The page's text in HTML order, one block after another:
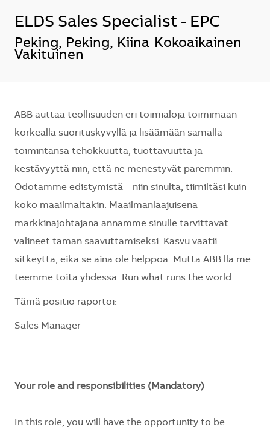
ELDS Sales Specialist - EPC
Sijainti
Peking, Peking, Kiina Kokoaikainen
Vakituinen
ABB auttaa teollisuuden eri toimialoja toimimaan
korkealla suorituskyvyllä ja lisäämään samalla
toimintansa tehokkuutta, tuottavuutta ja
kestävyyttä niin, että ne menestyvät paremmin.
Odotamme edistymistä – niin sinulta, tiimiltäsi kuin
koko maailmaltakin. Maailmanlaajuisena
markkinajohtajana annamme sinulle tarvittavat
välineet tämän saavuttamiseksi. Kasvu vaatii
sitkeyttä, eikä se aina ole helppoa. Mutta ABB:llä me
teemme töitä yhdessä. Run what runs the world.
Tämä positio raportoi:
Sales Manager
Your role and responsibilities (Mandatory)
In this role, you will have the opportunity to be